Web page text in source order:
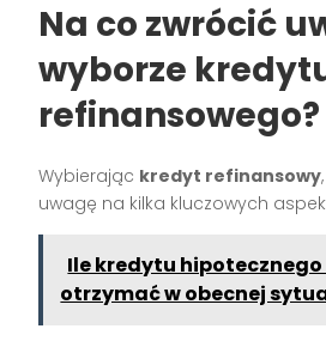
Na co zwrócić
wyborze
refinansowego?
Wybierając kredyt refinansowy
uwagę na kilka kluczowych
Ile kredytu hipotecznego
otrzymać w obecnej